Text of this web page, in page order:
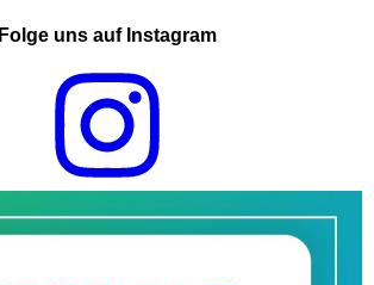
Folge uns auf Instagram